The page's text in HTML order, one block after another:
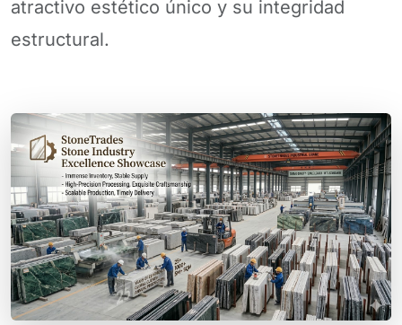
atractivo estético único y su integridad
estructural.